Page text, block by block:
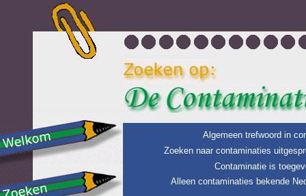
Algemeen trefwoord in
Zoeken naar contaminaties
Contaminatie is
Alleen contaminaties bekende